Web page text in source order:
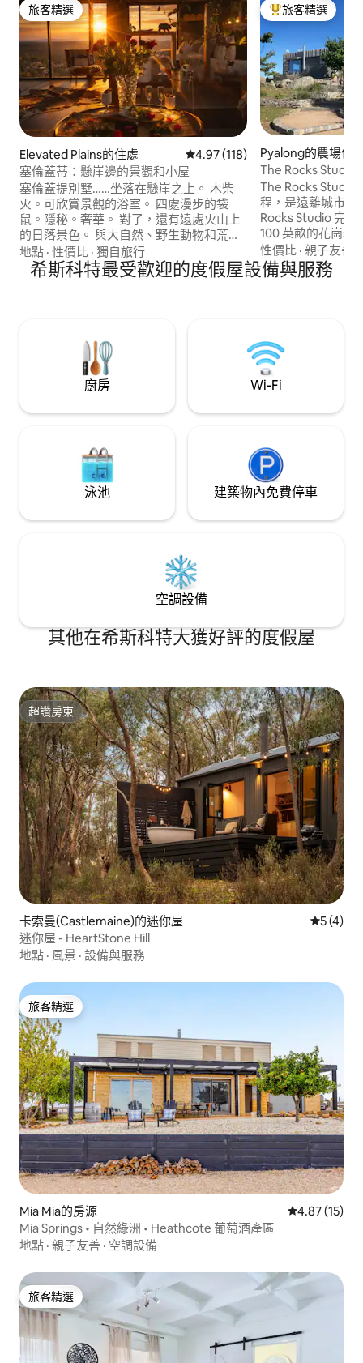
旅客精選
旅客精選
Elevated Plains的住處 從 118 則評價中獲得 4.97 的平
4.97 (118)
塞倫蓋蒂：懸崖邊的景觀和小屋
塞倫蓋提別墅……坐落在懸崖之上。 木柴
火。可欣賞景觀的浴室。 四處漫步的袋
鼠。隱秘。奢華。 對了，還有遠處火山上
的日落景色。 與大自然、野生動物和荒野
近距離接觸。 沉浸在非洲藝術中，慶祝生
活原始美景和有機質感的簡單性。 探索塞
倫蓋蒂（ Serengeti ）和令人愉悅的古怪
地點 · 性價比 · 獨自旅行
旅客精選榜首
旅客精選
Pyalong的農場住
The Rocks Studio
The Rocks Studio
程，是遠離城市喧
Rocks Studio 完
100 英畝的花崗岩
作的綿羊牧場。它
無論遠近，都能欣
絕佳景觀吸引了許
性價比 ·親子友善
希斯科特最受歡迎的度假屋設備與服務
廚房 Wi-Fi
泳池 建築物內免費停車
空調設備
其他在希斯科特大獲好評的度假屋
超讚房東
超讚房東
卡索曼(Castlemaine)的迷你屋 從 4 則評
5 (4)
迷你屋 - HeartStone Hill
地點 · 風景 · 設備與服務
旅客精選
旅客精選
Mia Mia的房源 從 15 則評價
4.87 (15)
Mia Springs • 自然綠洲 • Heathcote 葡萄酒產區
地點 · 親子友善 · 空調設備
旅客精選
旅客精選